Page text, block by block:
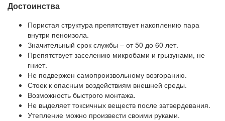
Достоинства
Пористая структура препятствует накоплению пара
внутри пеноизола.
Значительный срок службы – от 50 до 60 лет.
Препятствует заселению микробами и грызунами, не
гниет.
Не подвержен самопроизвольному возгоранию.
Стоек к опасным воздействиям внешней среды.
Возможность быстрого монтажа.
Не выделяет токсичных веществ после затвердевания.
Утепление можно произвести своими руками.